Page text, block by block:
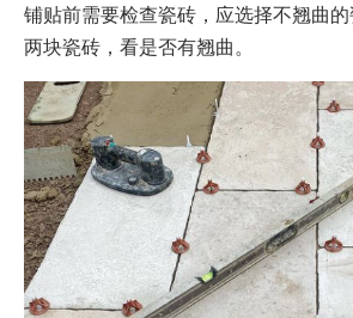
铺贴前需要检查瓷砖，应选择不翘曲
两块瓷砖，看是否有翘曲。